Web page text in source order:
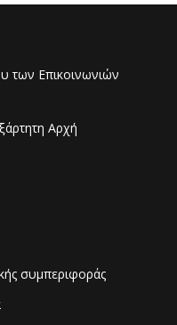
των Επικοινωνιών
Αρχή
συμπεριφοράς